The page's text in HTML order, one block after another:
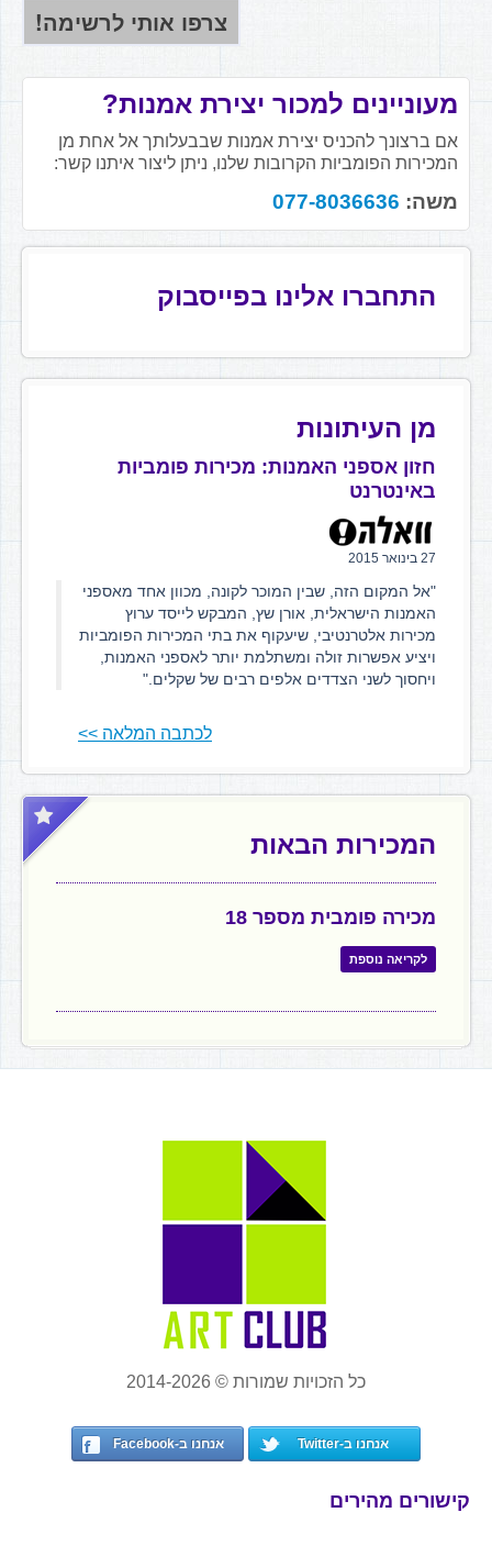
מעוניינים למכור יצירת אמנות?
אם ברצונך להכניס יצירת אמנות שבבעלותך אל אחת מן
המכירות הפומביות הקרובות שלנו, ניתן ליצור איתנו קשר:
משה: 077-8036636
התחברו אלינו בפייסבוק
מן העיתונות
חזון אספני האמנות: מכירות פומביות
באינטרנט
27 בינואר 2015
"אל המקום הזה, שבין המוכר לקונה, מכוון אחד מאספני
האמנות הישראלית, אורן שץ, המבקש לייסד ערוץ
מכירות אלטרנטיבי, שיעקוף את בתי המכירות הפומביות
ויציע אפשרות זולה ומשתלמת יותר לאספני האמנות,
ויחסוך לשני הצדדים אלפים רבים של שקלים."
לכתבה המלאה >>
המכירות הבאות
מכירה פומבית מספר 18
לקריאה נוספת
כל הזכויות שמורות © 2014-2026
אנחנו ב-Twitter אנחנו ב-Facebook
קישורים מהירים